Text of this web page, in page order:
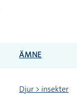
ÄMNE
Djur > insekter